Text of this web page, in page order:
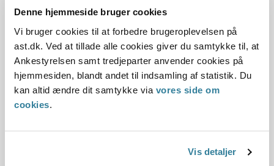
Denne hjemmeside bruger cookies
Vi bruger cookies til at forbedre brugeroplevelsen på
ast.dk. Ved at tillade alle cookies giver du samtykke til, at
Ankestyrelsen samt tredjeparter anvender cookies på
hjemmesiden, blandt andet til indsamling af statistik. Du
kan altid ændre dit samtykke via vores side om
cookies.
Vis detaljer
Offentliggørelsesdato
12.07.2013
Paragraf
§ 43 § 9 § 58